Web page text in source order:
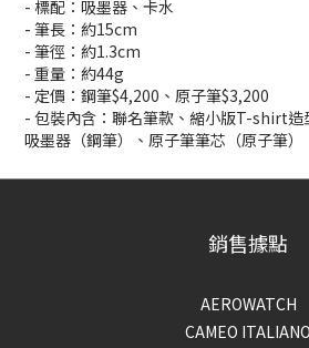
- 標配：吸墨器、卡水
- 筆長：約15cm
- 筆徑：約1.3cm
- 重量：約44g
- 定價：鋼筆$4,200、原子筆$3,200
- 包裝內含：聯名筆款、縮小版T-shirt造
吸墨器（鋼筆）、原子筆筆芯（原子筆）
銷售據點
AEROWATCH
CAMEO ITALIANO